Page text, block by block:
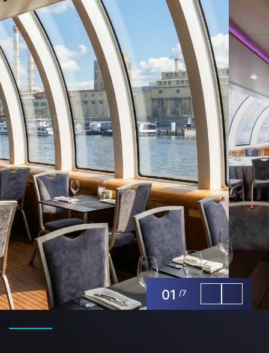
01 /7